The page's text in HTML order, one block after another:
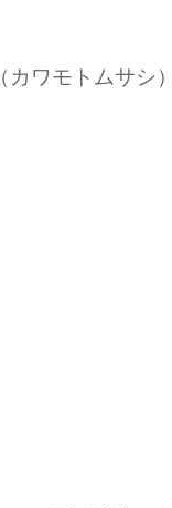
カワモトムサシ